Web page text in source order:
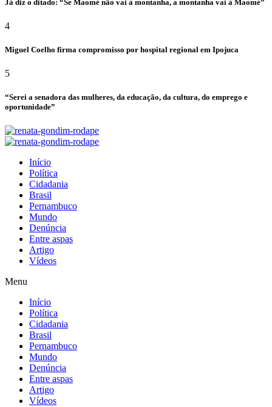
Já diz o ditado: “Se Maomé não vai à montanha, a montanha vai à Maomé”
4
Miguel Coelho firma compromisso por hospital regional em Ipojuca
5
“Serei a senadora das mulheres, da educação, da cultura, do emprego e
oportunidade”
Início
Política
Cidadania
Brasil
Pernambuco
Mundo
Denúncia
Entre aspas
Artigo
Vídeos
Menu
Início
Política
Cidadania
Brasil
Pernambuco
Mundo
Denúncia
Entre aspas
Artigo
Vídeos